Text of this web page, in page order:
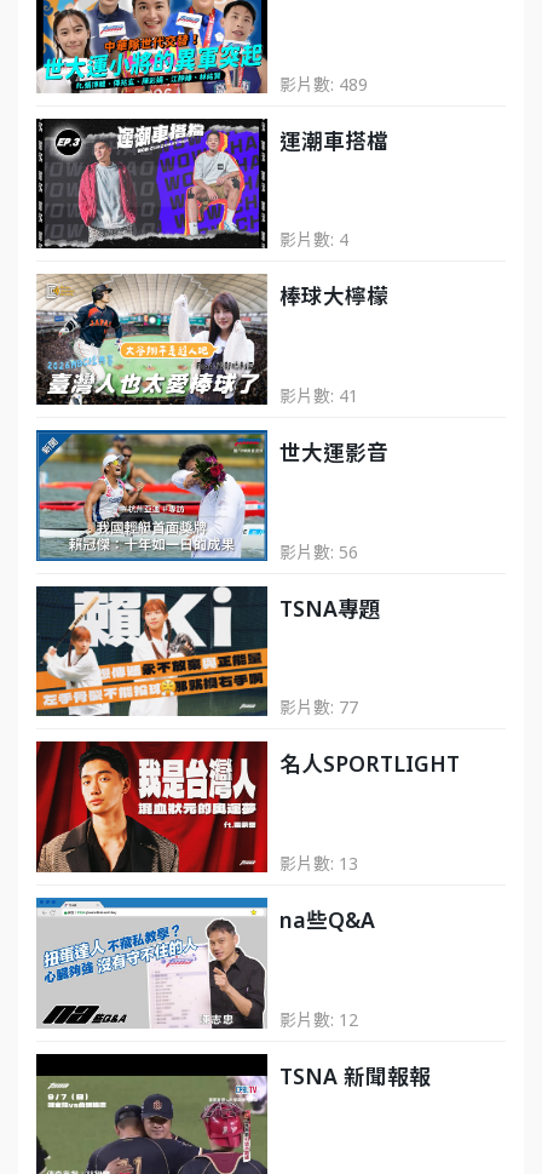
影片數: 489
運潮車搭檔
影片數: 4
棒球大檸檬
影片數: 41
世大運影音
影片數: 56
TSNA專題
影片數: 77
名人SPORTLIGHT
影片數: 13
na些Q&A
影片數: 12
TSNA 新聞報報